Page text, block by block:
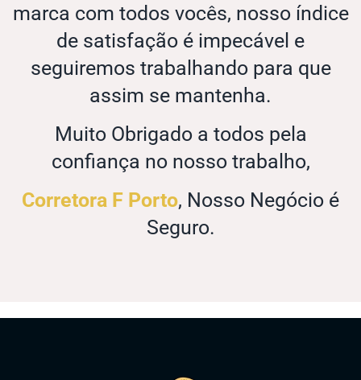
marca com todos vocês, nosso índice
de satisfação é impecável e
seguiremos trabalhando para que
assim se mantenha.
Muito Obrigado a todos pela
confiança no nosso trabalho,
Corretora F Porto, Nosso Negócio é
Seguro.